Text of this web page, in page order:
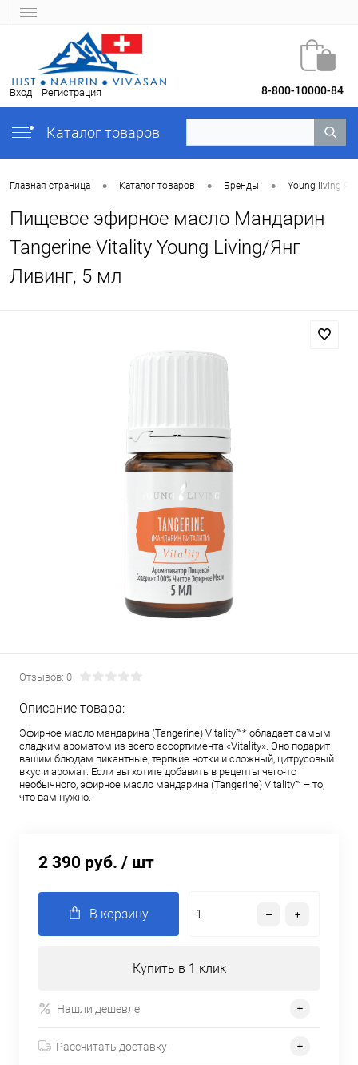
Вход Регистрация 8-800-10000-84
Каталог товаров
Главная страница • Каталог товаров • Бренды • Young Iiving
Пищевое эфирное масло Мандарин
Tangerine Vitality Young Living/Янг
Ливинг, 5 мл
Отзывов: 0
Описание товара:
Эфирное масло мандарина (Tangerine) Vitality™* обладает самым
сладким ароматом из всего ассортимента «Vitality». Оно подарит
вашим блюдам пикантные, терпкие нотки и сложный, цитрусовый
вкус и аромат. Если вы хотите добавить в рецепты чего-то
необычного, эфирное масло мандарина (Tangerine) Vitality™ – то,
что вам нужно.
2 390 руб. / шт
В корзину
Купить в 1 клик
Нашли дешевле
Рассчитать доставку